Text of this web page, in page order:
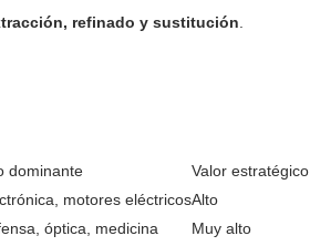
refinado y sustitución
dominante
Valor estratégico
motores eléctricosAlto
óptica, medicina
Muy alto